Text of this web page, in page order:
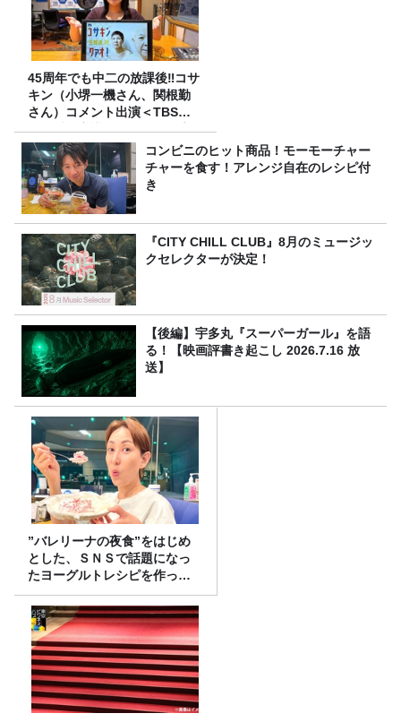
45周年でも中二の放課後‼コサ
キン（小堺一機さん、関根勤
さん）コメント出演＜TBSラ
ジオ番組審議会からのご報告
＞
コンビニのヒット商品！モーモーチャー
チャーを食す！アレンジ自在のレシピ付
き
『CITY CHILL CLUB』8月のミュージッ
クセレクターが決定！
【後編】宇多丸『スーパーガール』を語
る！【映画評書き起こし 2026.7.16 放
送】
”バレリーナの夜食”をはじめ
とした、ＳＮＳで話題になっ
たヨーグルトレシピを作って
みた！